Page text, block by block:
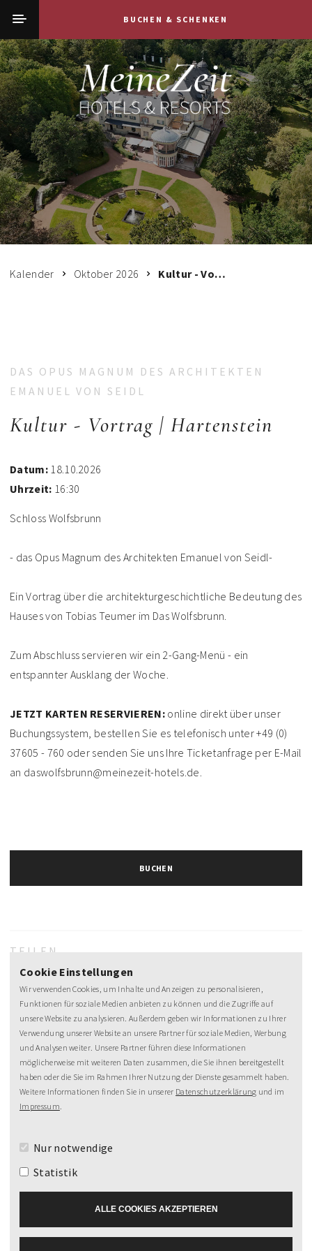
BUCHEN & SCHENKEN
Kalender Oktober 2026 Kultur - Vortrag | Hartenstein
DAS OPUS MAGNUM DES ARCHITEKTEN
EMANUEL VON SEIDL
Kultur - Vortrag | Hartenstein
Datum: 18.10.2026
Uhrzeit: 16:30
Schloss Wolfsbrunn
- das Opus Magnum des Architekten Emanuel von Seidl-
Ein Vortrag über die architekturgeschichtliche Bedeutung des
Hauses von Tobias Teumer im Das Wolfsbrunn.
Zum Abschluss servieren wir ein 2-Gang-Menü - ein
entspannter Ausklang der Woche.
JETZT KARTEN RESERVIEREN: online direkt über unser
Buchungssystem, bestellen Sie es telefonisch unter +49 (0)
37605 - 760 oder senden Sie uns Ihre Ticketanfrage per E-Mail
an daswolfsbrunn@meinezeit-hotels.de.
BUCHEN
TEILEN
NEWSLETTER
Cookie Einstellungen
Wir verwenden Cookies, um Inhalte und Anzeigen zu personalisieren,
Funktionen für soziale Medien anbieten zu können und die Zugriffe auf
unsere Website zu analysieren. Außerdem geben wir Informationen zu Ihrer
Verwendung unserer Website an unsere Partner für soziale Medien, Werbung
und Analysen weiter. Unsere Partner führen diese Informationen
möglicherweise mit weiteren Daten zusammen, die Sie ihnen bereitgestellt
haben oder die Sie im Rahmen Ihrer Nutzung der Dienste gesammelt haben.
Weitere Informationen finden Sie in unserer Datenschutzerklärung und im
Impressum.
Nur notwendige
Statistik
ALLE COOKIES AKZEPTIEREN